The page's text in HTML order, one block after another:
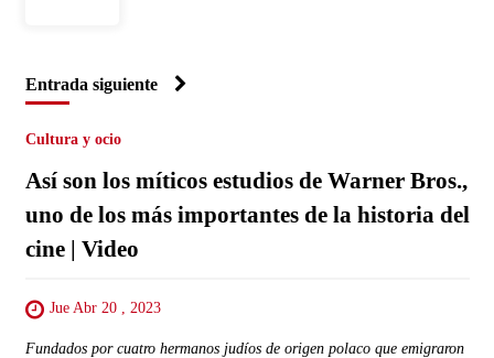
Entrada siguiente
Cultura y ocio
Así son los míticos estudios de Warner Bros.,
uno de los más importantes de la historia del
cine | Video
Jue Abr 20 , 2023
Fundados por cuatro hermanos judíos de origen polaco que emigraron